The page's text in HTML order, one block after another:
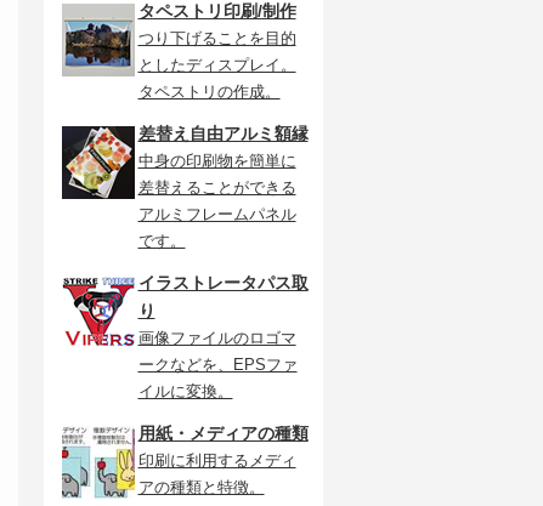
タペストリ印刷/制作
つり下げることを目的
としたディスプレイ。
タペストリの作成。
差替え自由アルミ額縁
中身の印刷物を簡単に
差替えることができる
アルミフレームパネル
です。
イラストレータパス取
り
画像ファイルのロゴマ
ークなどを、EPSファ
イルに変換。
用紙・メディアの種類
印刷に利用するメディ
アの種類と特徴。